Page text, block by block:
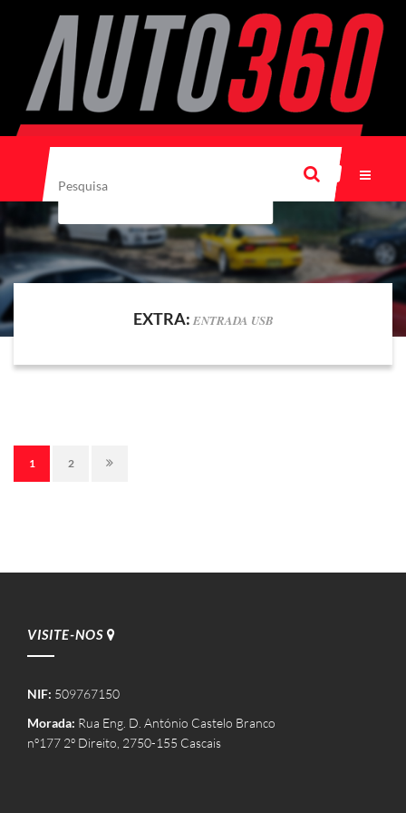
EXTRA: ENTRADA USB
1 2
VISITE-NOS
NIF: 509767150
Morada: Rua Eng. D. António Castelo Branco
nº177 2º Direito, 2750-155 Cascais